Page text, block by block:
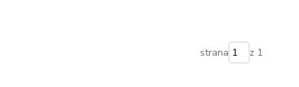
strana z 1